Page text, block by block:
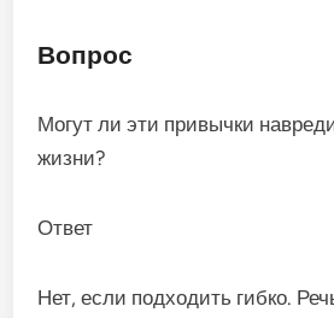
Вопрос
Могут ли эти привычки
жизни?
Ответ
Нет, если подходить гибко.